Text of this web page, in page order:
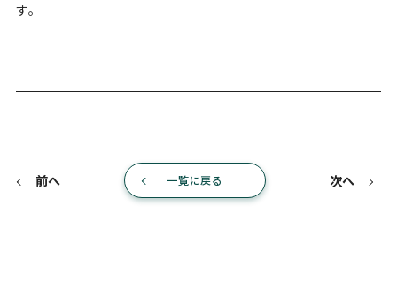
す。
前へ 一覧に戻る 次へ